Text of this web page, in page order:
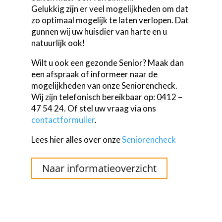
Gelukkig zijn er veel mogelijkheden om dat
zo optimaal mogelijk te laten verlopen. Dat
gunnen wij uw huisdier van harte en u
natuurlijk ook!
Wilt u ook een gezonde Senior? Maak dan
een afspraak of informeer naar de
mogelijkheden van onze Seniorencheck.
Wij zijn telefonisch bereikbaar op: 0412 –
47 54 24. Of stel uw vraag via ons
contactformulier.
Lees hier alles over onzeSeniorencheck
Naar informatieoverzicht